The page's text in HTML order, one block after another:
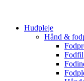
Hudpleje
Hånd &
Fodfil